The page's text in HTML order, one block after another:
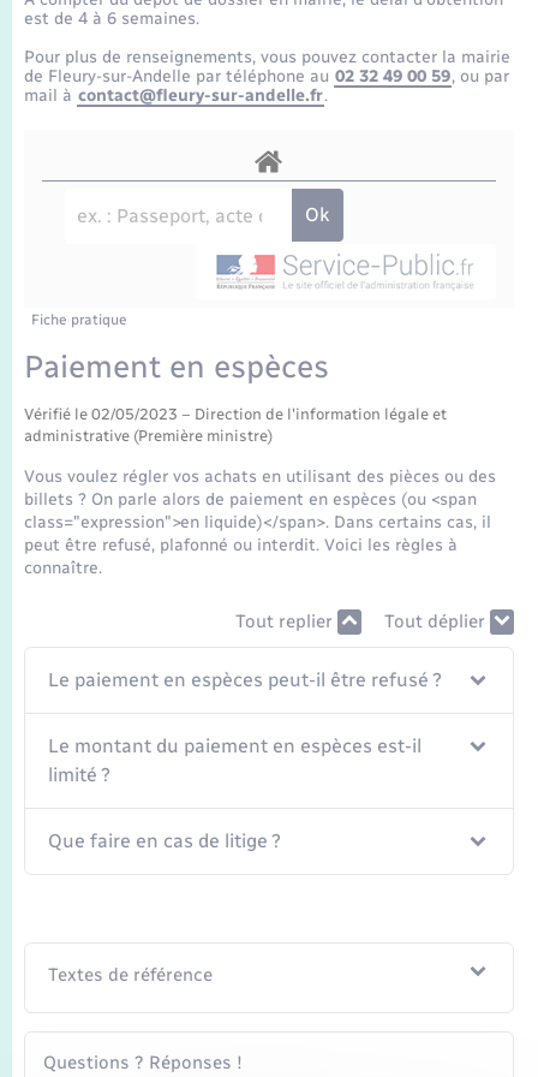
Etat-civil - Papiers - Citoyenneté
Mariage – PACS
Recensement
Loisirs
Organisation d’événement
Sécurité - Prévention
Seniors
Transports scolaires
Voirie et espace public
Travaux - Autorisation d’occupation de l’espace
public
Compétences
Présentation de la commune
La Communauté de communes
est de 4 à 6 semaines.
Pour plus de renseignements, vous pouvez contacter la mairie
de Fleury-sur-Andelle par téléphone au 02 32 49 00 59, ou par
mail à contact@fleury-sur-andelle.fr.
Fiche pratique
Paiement en espèces
Vérifié le 02/05/2023 – Direction de l'information légale et
administrative (Première ministre)
Vous voulez régler vos achats en utilisant des pièces ou des
billets ? On parle alors de paiement en espèces (ou <span
class="expression">en liquide)</span>. Dans certains cas, il
peut être refusé, plafonné ou interdit. Voici les règles à
connaître.
Tout replier Tout déplier
Le paiement en espèces peut-il être refusé ?
Le montant du paiement en espèces est-il
limité ?
Que faire en cas de litige ?
Textes de référence
Questions ? Réponses !